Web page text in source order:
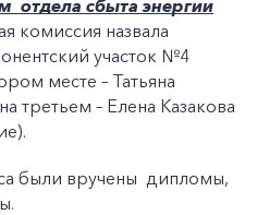
сбыта энергии
комиссия назвала
участок №4
месте – Татьяна
– Елена Казакова
были вручены дипломы,